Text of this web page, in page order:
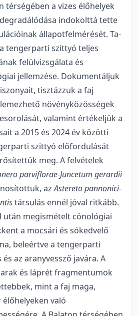
térségében a vizes élőhelyek
indokolttá tette
állapotfelmérését. Ta­
tengerparti szittyó teljes
felülvizsgálata és
jellemzése. Dokumentáljuk
tisztázzuk a faj
növényközösségek
valamint értékeljük a
a 2015 és 2024 év közötti
szittyó előfordulását
meg. A felvételek
parviflorae-Juncetum gerardii
azAstereto pannonici-
társulás ennél jóval ritkább.
után megis­mételt cönológiai
a mocsári és sókedvelő
beleértve a ten­gerparti
az aranyvessző javára. A
és láprét fragmen­tumok
mint a faj maga,
való